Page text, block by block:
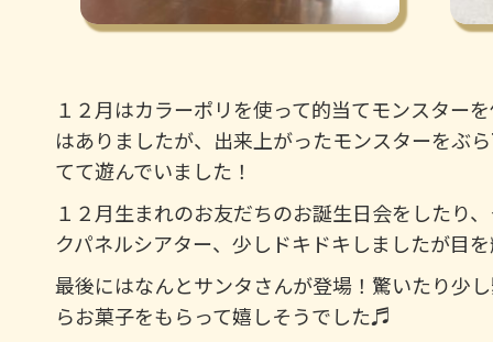
１２月はカラーポリを使って的当てモンスター
はありましたが、出来上がったモンスターをぶ
てて遊んでいました！
１２月生まれのお友だちのお誕生日会をしたり
クパネルシアター、少しドキドキしましたが目
最後にはなんとサンタさんが登場！驚いたり少
らお菓子をもらって嬉しそうでした♬